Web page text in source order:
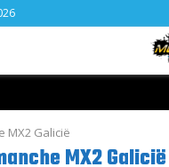
MX2 Galicië
MX2 Galicië